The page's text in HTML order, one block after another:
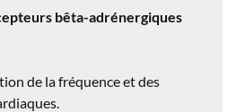
bêta-adrénergiques
de la fréquence et des